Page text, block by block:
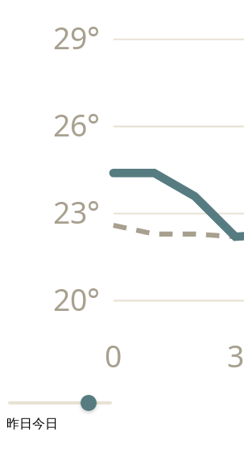
20°
23°
26°
29°
0 3
昨日今日